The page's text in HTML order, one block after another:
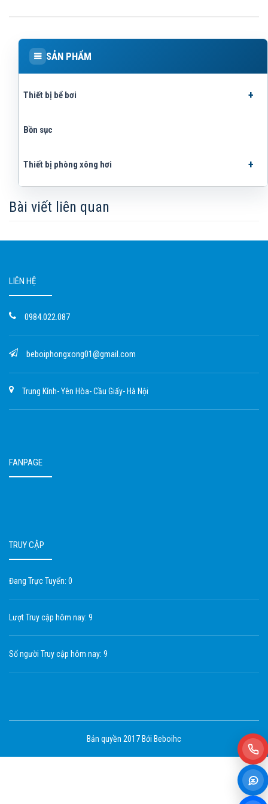
SẢN PHẨM
Thiết bị bể bơi
Bồn sục
Thiết bị phòng xông hơi
Bài viết liên quan
LIÊN HỆ
0984.022.087
beboiphongxong01@gmail.com
Trung Kính- Yên Hòa- Cầu Giấy- Hà Nội
FANPAGE
TRUY CẬP
Đang Trực Tuyến: 0
Lượt Truy cập hôm nay: 9
Số người Truy cập hôm nay: 9
Bản quyền 2017 Bới Beboihc